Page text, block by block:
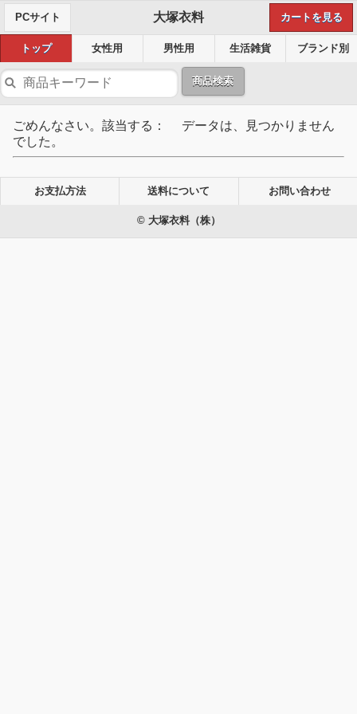
PCサイト 大塚衣料 カートを見る
トップ 女性用 男性用 生活雑貨 ブランド別
商品検索
ごめんなさい。該当する： データは、見つかりません
でした。
お支払方法 送料について お問い合わせ
© 大塚衣料（株）